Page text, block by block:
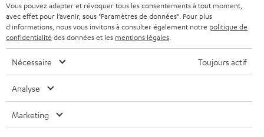
d
i
t
i
n
g
a
r
t
Retours sans frais
Vous pouvez adapter et révoquer tous les consentements à tout moment,
avec effet pour l’avenir, sous "Paramètres de données". Pour plus
d'informations, nous vous invitons à consulter également notre politique de
confidentialité des données et les mentions légales
Nécessaire Toujours actif
Analyse
Marketing